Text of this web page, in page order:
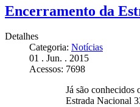
Encerramento da
Detalhes
Categoria: Notícias
01 . Jun. . 2015
Acessos: 7698
Já são conhecidos
Estrada Nacional